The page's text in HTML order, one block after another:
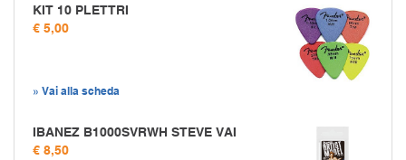
KIT 10 PLETTRI
€ 5,00
» Vai alla scheda
IBANEZ B1000SVRWH STEVE VAI
€ 8,50